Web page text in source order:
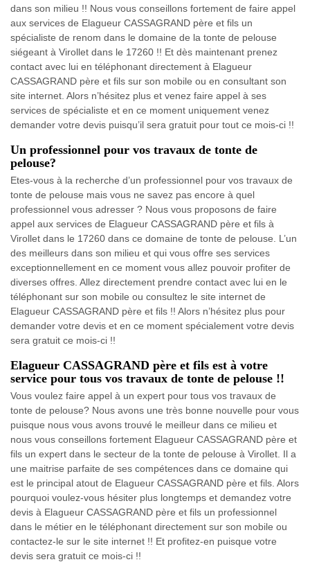
dans son milieu !! Nous vous conseillons fortement de faire appel
aux services de Elagueur CASSAGRAND père et fils un
spécialiste de renom dans le domaine de la tonte de pelouse
siégeant à Virollet dans le 17260 !! Et dès maintenant prenez
contact avec lui en téléphonant directement à Elagueur
CASSAGRAND père et fils sur son mobile ou en consultant son
site internet. Alors n’hésitez plus et venez faire appel à ses
services de spécialiste et en ce moment uniquement venez
demander votre devis puisqu’il sera gratuit pour tout ce mois-ci !!
Un professionnel pour vos travaux de tonte de
pelouse?
Etes-vous à la recherche d’un professionnel pour vos travaux de
tonte de pelouse mais vous ne savez pas encore à quel
professionnel vous adresser ? Nous vous proposons de faire
appel aux services de Elagueur CASSAGRAND père et fils à
Virollet dans le 17260 dans ce domaine de tonte de pelouse. L’un
des meilleurs dans son milieu et qui vous offre ses services
exceptionnellement en ce moment vous allez pouvoir profiter de
diverses offres. Allez directement prendre contact avec lui en le
téléphonant sur son mobile ou consultez le site internet de
Elagueur CASSAGRAND père et fils !! Alors n’hésitez plus pour
demander votre devis et en ce moment spécialement votre devis
sera gratuit ce mois-ci !!
Elagueur CASSAGRAND père et fils est à votre
service pour tous vos travaux de tonte de pelouse !!
Vous voulez faire appel à un expert pour tous vos travaux de
tonte de pelouse? Nous avons une très bonne nouvelle pour vous
puisque nous vous avons trouvé le meilleur dans ce milieu et
nous vous conseillons fortement Elagueur CASSAGRAND père et
fils un expert dans le secteur de la tonte de pelouse à Virollet. Il a
une maitrise parfaite de ses compétences dans ce domaine qui
est le principal atout de Elagueur CASSAGRAND père et fils. Alors
pourquoi voulez-vous hésiter plus longtemps et demandez votre
devis à Elagueur CASSAGRAND père et fils un professionnel
dans le métier en le téléphonant directement sur son mobile ou
contactez-le sur le site internet !! Et profitez-en puisque votre
devis sera gratuit ce mois-ci !!